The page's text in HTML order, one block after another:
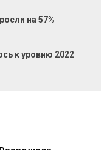
на 57%
к уровню 2022